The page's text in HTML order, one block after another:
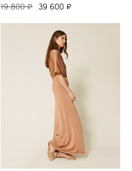
19 800 ₽ 39 600 ₽